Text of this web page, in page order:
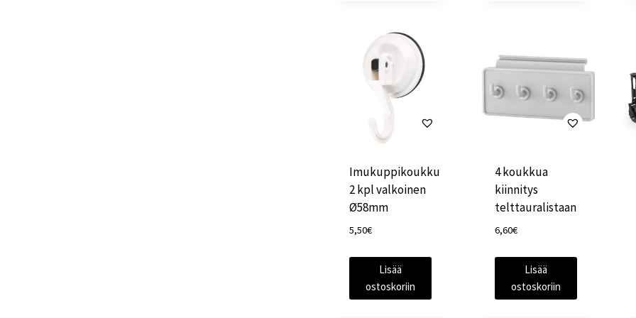
Imukuppikoukku
2 kpl valkoinen
Ø58mm
5,50€
Lisää
ostoskoriin
4 koukkua
kiinnitys
telttauralistaan
6,60€
Lisää
ostoskoriin